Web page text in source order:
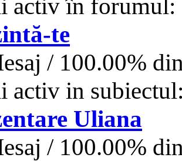
activ în forumul:
te
/ 100.00%
activ in
Uliana
/ 100.00%